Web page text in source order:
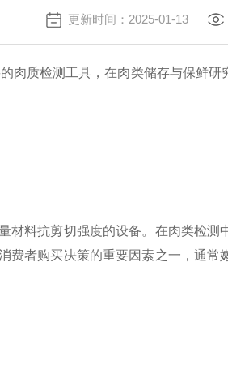
更新时间：2025-01-13
肉质检测工具，在肉类储存与保鲜
料抗剪切强度的设备。在肉类检测
费者购买决策的重要因素之一，通